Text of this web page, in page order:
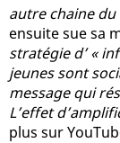
autre chaine du
ensuite sue sa
stratégie d’ «
jeunes sont
message qui
L’effet
plus sur